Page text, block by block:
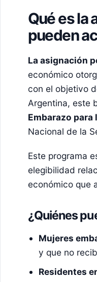
Qué es la
pueden
La asignación
económico
con el objetivo
Argentina, este
Embarazo para
Nacional de la
Este programa
elegibilidad
económico que
¿Quiénes
Mujeres
y que no
Residentes